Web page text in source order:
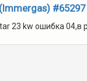
#65297
23 kw ошибка 04,в